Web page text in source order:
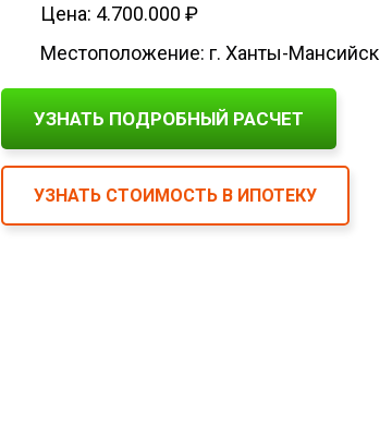
Цена: 4.700.000 ₽
Местоположение: г. Ханты-Мансийск
УЗНАТЬ ПОДРОБНЫЙ РАСЧЕТ
УЗНАТЬ СТОИМОСТЬ В ИПОТЕКУ